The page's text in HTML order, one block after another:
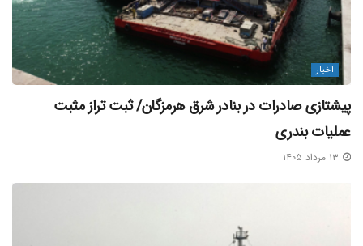
اخبار
پیشتازی صادرات در بنادر شرق هرمزگان/ ثبت تراز مثبت
عملیات بندری